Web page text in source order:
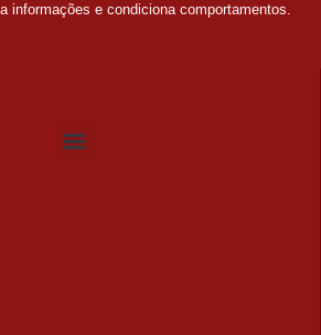
informações e condiciona comportamentos.